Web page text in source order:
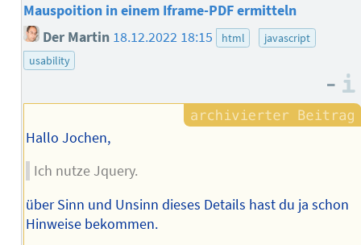
Mauspoition in einem Iframe-PDF ermitteln
Der Martin 18.12.2022 18:15 html
javascript
usability
–
Hallo Jochen,
Ich nutze Jquery.
über Sinn und Unsinn dieses Details hast du ja schon
Hinweise bekommen.